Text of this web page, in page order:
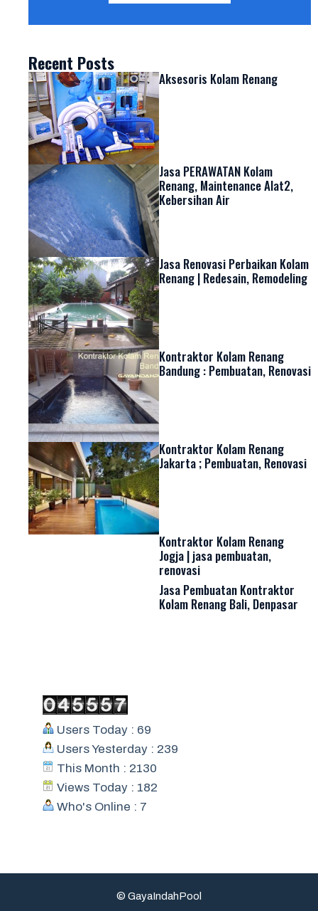
Recent Posts
Aksesoris Kolam Renang
Jasa PERAWATAN Kolam
Renang, Maintenance Alat2,
Kebersihan Air
Jasa Renovasi Perbaikan Kolam
Renang | Redesain, Remodeling
Kontraktor Kolam Renang
Bandung : Pembuatan, Renovasi
Kontraktor Kolam Renang
Jakarta ; Pembuatan, Renovasi
Kontraktor Kolam Renang
Jogja | jasa pembuatan,
renovasi
Jasa Pembuatan Kontraktor
Kolam Renang Bali, Denpasar
Users Today : 69
Users Yesterday : 239
This Month : 2130
Views Today : 182
Who's Online : 7
© GayaIndahPool